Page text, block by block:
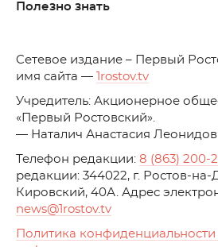
Полезно знать
Cетевое издание – Первый
имя сайта —
1rostov.tv
Учредитель: Акционерное
«Первый Ростовский».
— Наталич Анастасия
Телефон редакции: 8 (863) 200-
редакции: 344022, г. Ростов-
Кировский, 40А. Адрес
news@1rostov.tv
Политика